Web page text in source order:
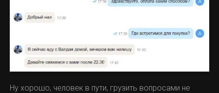
Ну хорошо, человек в пути, грузить вопросами не